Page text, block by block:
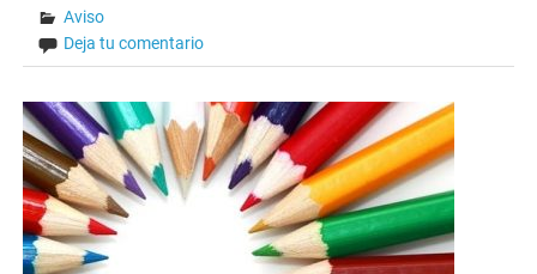
Aviso
Deja tu comentario